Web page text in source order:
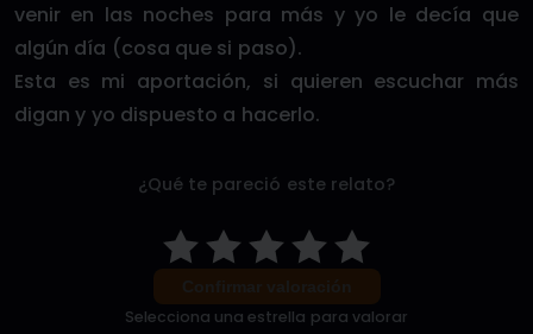
venir en las noches para más y yo le decía que
algún día (cosa que si paso).
Esta es mi aportación, si quieren escuchar más
digan y yo dispuesto a hacerlo.
¿Qué te pareció este relato?
Selecciona una estrella para valorar